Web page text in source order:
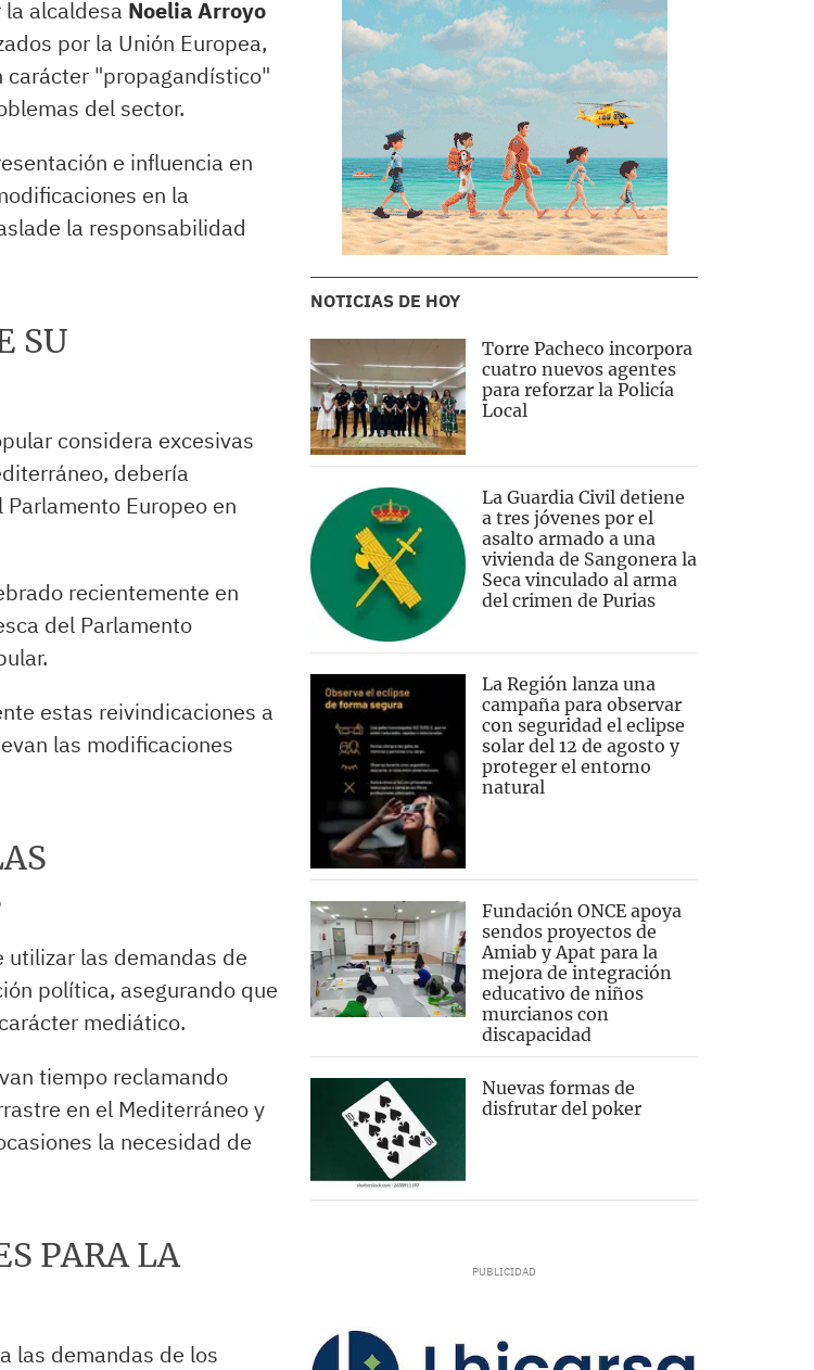
alcaldesa Noelia Arroyo
por la Unión Europea,
carácter "propagandístico"
del sector.
e influencia en
en la
la responsabilidad
SU
considera excesivas
debería
Europeo en
recientemente en
del Parlamento
estas reivindicaciones a
las modificaciones
utilizar las demandas de
política, asegurando que
mediático.
tiempo reclamando
en el Mediterráneo y
la necesidad de
PARA LA
las demandas de los
NOTICIAS DE HOY
Torre Pacheco incorpora
cuatro nuevos agentes
para reforzar la Policía
Local
La Guardia Civil detiene
a tres jóvenes por el
asalto armado a una
vivienda de Sangonera la
Seca vinculado al arma
del crimen de Purias
La Región lanza una
campaña para observar
con seguridad el eclipse
solar del 12 de agosto y
proteger el entorno
natural
Fundación ONCE apoya
sendos proyectos de
Amiab y Apat para la
mejora de integración
educativo de niños
murcianos con
discapacidad
Nuevas formas de
disfrutar del poker